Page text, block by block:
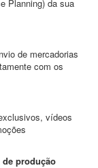
Planning) da sua
de mercadorias
com os
vídeos
de produção